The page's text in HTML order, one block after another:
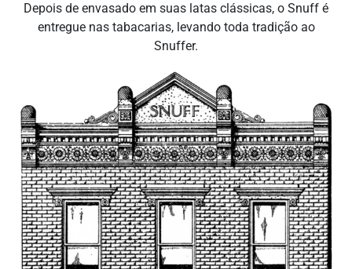
Depois de envasado em suas latas clássicas, o Snuff é
entregue nas tabacarias, levando toda tradição ao
Snuffer.